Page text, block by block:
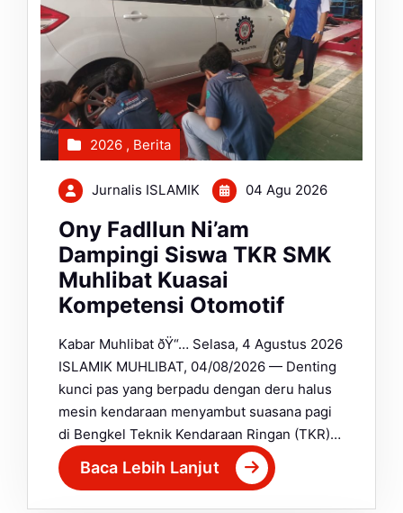
2026 , Berita
Jurnalis ISLAMIK 04 Agu 2026
Ony Fadllun Ni’am
Dampingi Siswa TKR SMK
Muhlibat Kuasai
Kompetensi Otomotif
Kabar Muhlibat ðŸ“… Selasa, 4 Agustus 2026
ISLAMIK MUHLIBAT, 04/08/2026 — Denting
kunci pas yang berpadu dengan deru halus
mesin kendaraan menyambut suasana pagi
di Bengkel Teknik Kendaraan Ringan (TKR)…
Baca Lebih Lanjut